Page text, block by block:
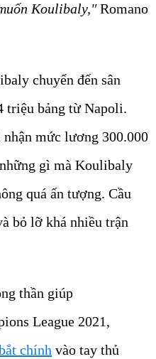
Koulibaly,"Romano
chuyển đến sân
triệu bảng từ Napoli.
mức lương 300.000
gì mà Koulibaly
quá ấn tượng. Cầu
bỏ lỡ khá nhiều trận
thần giúp
League 2021,
chính vào tay thủ